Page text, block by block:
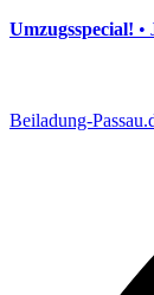
Umzugsspecial! •
Beiladung-